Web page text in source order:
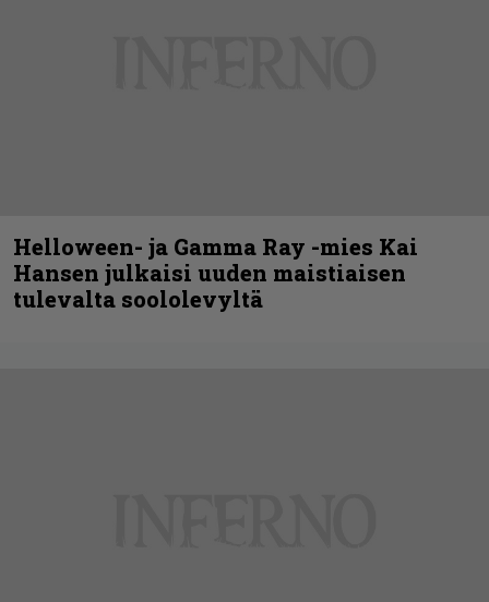
Helloween- ja Gamma Ray -mies Kai
Hansen julkaisi uuden maistiaisen
tulevalta soololevyltä